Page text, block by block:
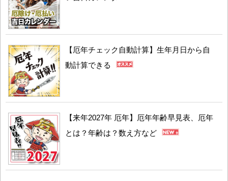
【厄年チェック自動計算】生年月日から自
動計算できる
【来年2027年 厄年】厄年年齢早見表、厄年
とは？年齢は？数え方など